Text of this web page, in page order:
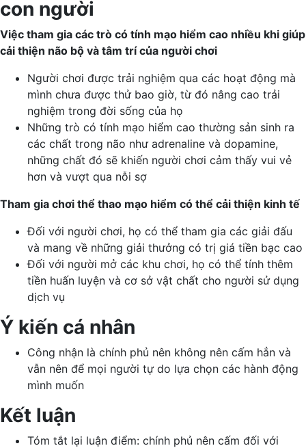
con người
Việc tham gia các trò có tính mạo hiểm cao nhiều khi giúp
cải thiện não bộ và tâm trí của người chơi
Người chơi được trải nghiệm qua các hoạt động mà
mình chưa được thử bao giờ, từ đó nâng cao trải
nghiệm trong đời sống của họ
Những trò có tính mạo hiểm cao thường sản sinh ra
các chất trong não như adrenaline và dopamine,
những chất đó sẽ khiến người chơi cảm thấy vui vẻ
hơn và vượt qua nỗi sợ
Tham gia chơi thể thao mạo hiểm có thể cải thiện kinh tế
Đối với người chơi, họ có thể tham gia các giải đấu
và mang về những giải thưởng có trị giá tiền bạc cao
Đối với người mở các khu chơi, họ có thể tính thêm
tiền huấn luyện và cơ sở vật chất cho người sử dụng
dịch vụ
Ý kiến cá nhân
Công nhận là chính phủ nên không nên cấm hẳn và
vẫn nên để mọi người tự do lựa chọn các hành động
mình muốn
Kết luận
Tóm tắt lại luận điểm: chính phủ nên cấm đối với